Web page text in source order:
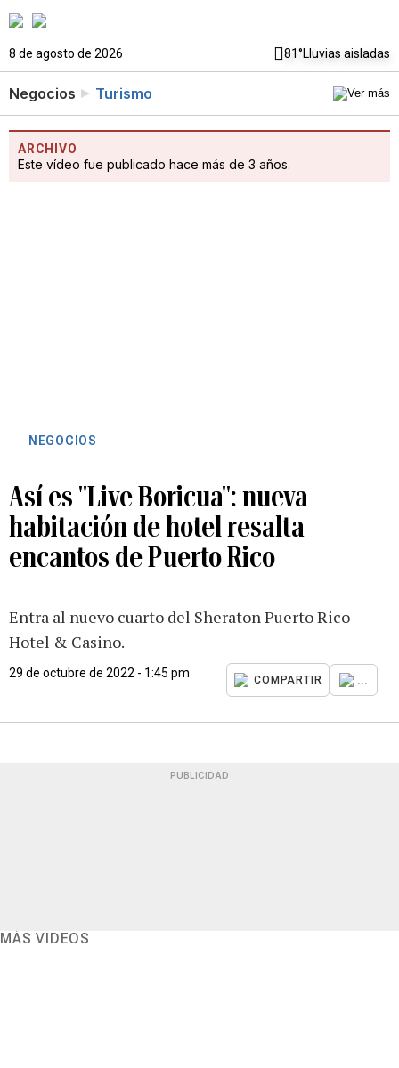
8 de agosto de 2026 81°Lluvias aisladas
Negocios Turismo
ARCHIVO
Este vídeo fue publicado hace más de 3 años.
NEGOCIOS
Así es "Live Boricua": nueva
habitación de hotel resalta
encantos de Puerto Rico
Entra al nuevo cuarto del Sheraton Puerto Rico
Hotel & Casino.
29 de octubre de 2022 - 1:45 pm
COMPARTIR ...
PUBLICIDAD
MÁS VIDEOS